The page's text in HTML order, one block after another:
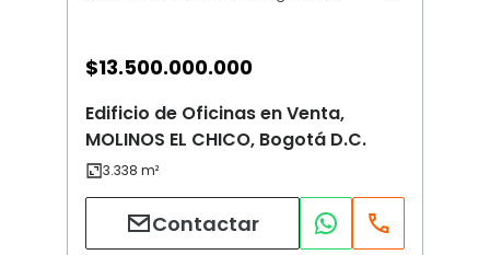
$13.500.000.000
Edificio de Oficinas en Venta,
MOLINOS EL CHICO, Bogotá D.C.
Contactar